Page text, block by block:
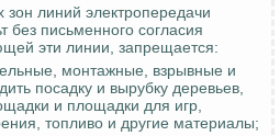
линий электропередачи
без письменного согласия
эти линии, запрещается:
монтажные, взрывные и
посадку и вырубку деревьев,
и площадки для игр,
топливо и другие материалы;